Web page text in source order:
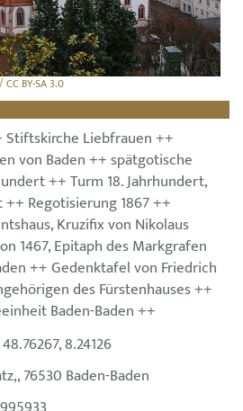
BY-SA 3.0
Stiftskirche Liebfrauen ++
von Baden ++ spätgotische
++ Turm 18. Jahrhundert,
Regotisierung 1867 ++
Kruzifix von Nikolaus
1467, Epitaph des Markgrafen
++ Gedenktafel von Friedrich
des Fürstenhauses ++
Baden-Baden ++
8.24126
76530 Baden-Baden